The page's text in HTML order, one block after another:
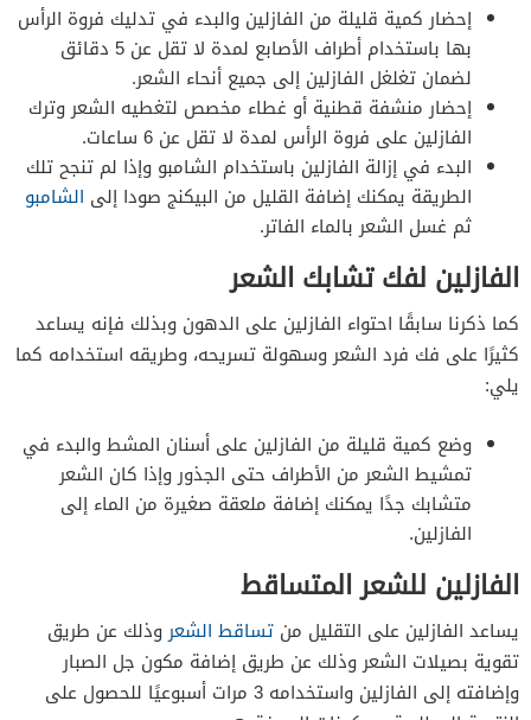
إحضار كمية قليلة من الفازلين والبدء في تدليك فروة الرأس
بها باستخدام أطراف الأصابع لمدة لا تقل عن 5 دقائق
لضمان تغلغل الفازلين إلى جميع أنحاء الشعر.
إحضار منشفة قطنية أو غطاء مخصص لتغطيه الشعر وترك
الفازلين على فروة الرأس لمدة لا تقل عن 6 ساعات.
البدء في إزالة الفازلين باستخدام الشامبو وإذا لم تنجح تلك
الطريقة يمكنك إضافة القليل من البيكنج صودا إلى الشامبو
ثم غسل الشعر بالماء الفاتر.
الفازلين لفك تشابك الشعر
كما ذكرنا سابقًا احتواء الفازلين على الدهون وبذلك فإنه يساعد
كثيرًا على فك فرد الشعر وسهولة تسريحه، وطريقه استخدامه كما
يلي:
وضع كمية قليلة من الفازلين على أسنان المشط والبدء في
تمشيط الشعر من الأطراف حتى الجذور وإذا كان الشعر
متشابك جدًا يمكنك إضافة ملعقة صغيرة من الماء إلى
الفازلين.
الفازلين للشعر المتساقط
يساعد الفازلين على التقليل من تساقط الشعروذلك عن طريق
تقوية بصيلات الشعر وذلك عن طريق إضافة مكون جل الصبار
وإضافته إلى الفازلين واستخدامه 3 مرات أسبوعيًا للحصول على